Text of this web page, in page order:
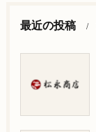
最近の投稿